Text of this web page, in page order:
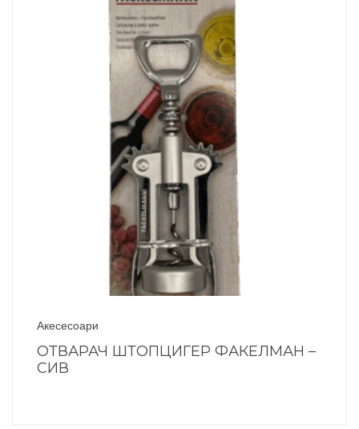
Акесесоари
ОТВАРАЧ ШТОПЦИГЕР ФАКЕЛМАН –
СИВ